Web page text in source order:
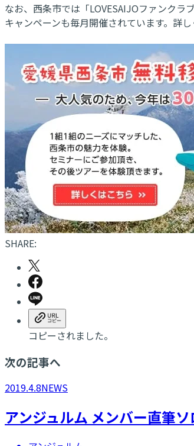
なお、西条市では「LOVESAIJOファンク
キャンペーンも毎月開催されています。詳し
SHARE:
コピーされました。
次の記事へ
2019.4.8NEWS
アンジュルム メンバー直筆